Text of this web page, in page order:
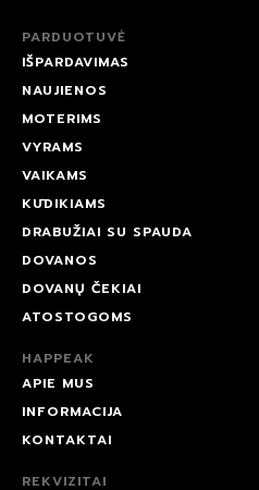
PARDUOTUVĖ
IŠPARDAVIMAS
NAUJIENOS
MOTERIMS
VYRAMS
VAIKAMS
KŪDIKIAMS
DRABUŽIAI SU SPAUDA
DOVANOS
DOVANŲ ČEKIAI
ATOSTOGOMS
HAPPEAK
APIE MUS
INFORMACIJA
KONTAKTAI
REKVIZITAI